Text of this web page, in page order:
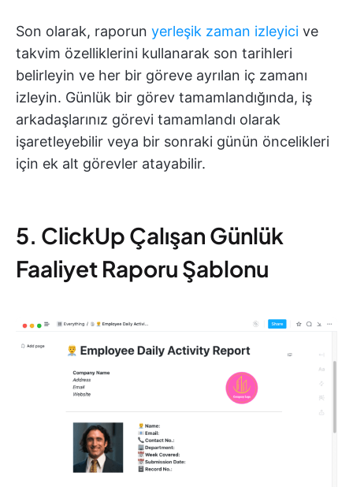
Son olarak, raporun yerleşik zaman izleyici ve
takvim özelliklerini kullanarak son tarihleri
belirleyin ve her bir göreve ayrılan iç zamanı
izleyin. Günlük bir görev tamamlandığında, iş
arkadaşlarınız görevi tamamlandı olarak
işaretleyebilir veya bir sonraki günün öncelikleri
için ek alt görevler atayabilir.
5. ClickUp Çalışan Günlük
Faaliyet Raporu Şablonu